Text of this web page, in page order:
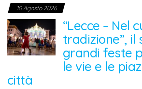
10 Agosto 2026
“Lecce – Nel
tradizione”, il
grandi feste
le vie e le
città